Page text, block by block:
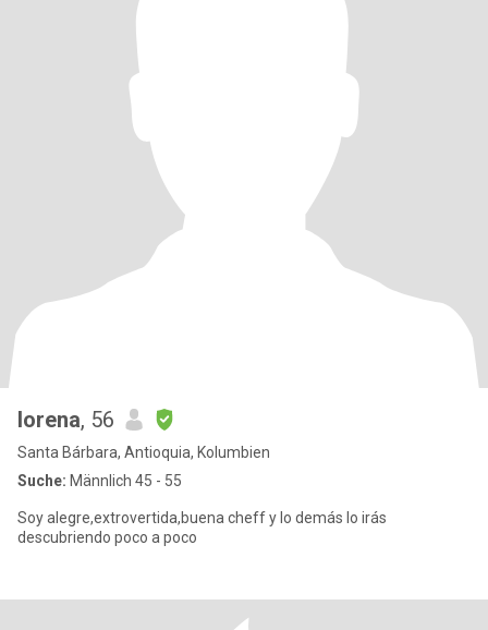
lorena, 56
Santa Bárbara, Antioquia, Kolumbien
Suche: Männlich 45 - 55
Soy alegre,extrovertida,buena cheff y lo demás lo irás
descubriendo poco a poco